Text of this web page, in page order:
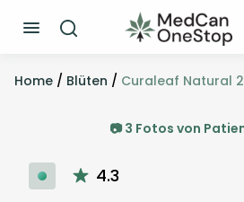
Home / Blüten / Curaleaf Natural
📷 3 Fotos von
4.3